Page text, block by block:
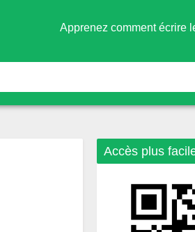
Apprenez comment écrire
Accès plus